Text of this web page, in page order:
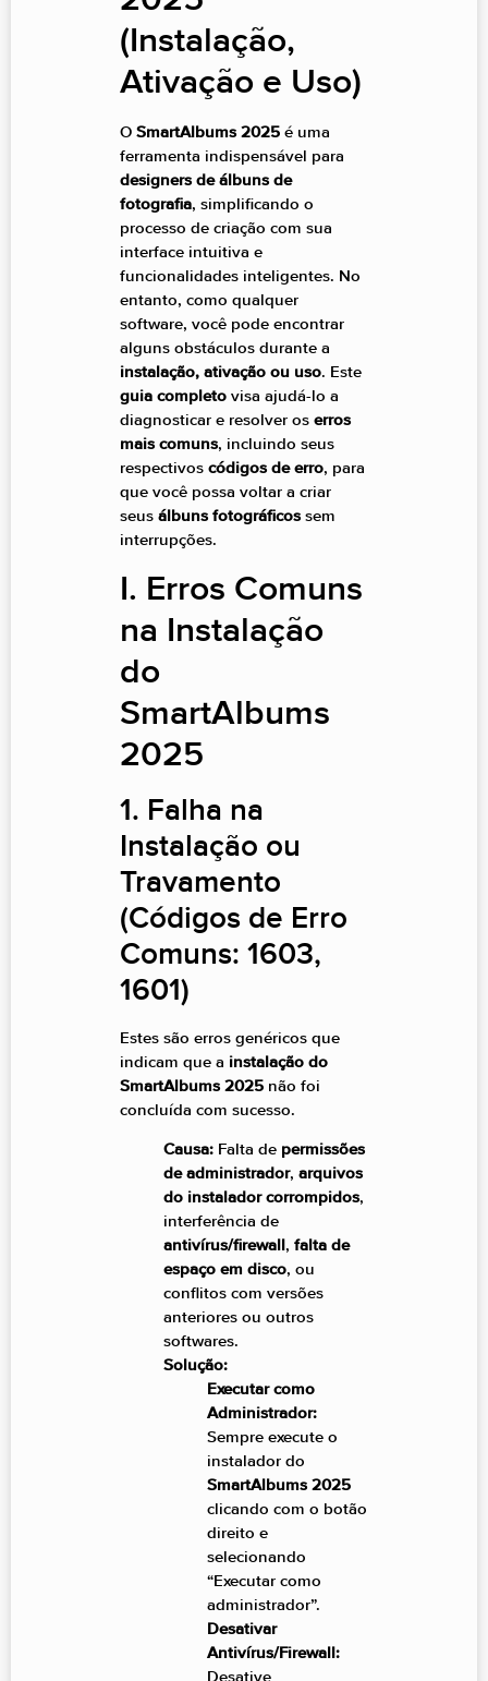
(Instalação,
Ativação e Uso)
O SmartAlbums 2025 é uma
ferramenta indispensável para
designers de álbuns de
fotografia, simplificando o
processo de criação com sua
interface intuitiva e
funcionalidades inteligentes. No
entanto, como qualquer
software, você pode encontrar
alguns obstáculos durante a
instalação, ativação ou uso. Este
guia completo visa ajudá-lo a
diagnosticar e resolver os erros
mais comuns, incluindo seus
respectivos códigos de erro, para
que você possa voltar a criar
seus álbuns fotográficos sem
interrupções.
I. Erros Comuns
na Instalação
do
SmartAlbums
2025
1. Falha na
Instalação ou
Travamento
(Códigos de Erro
Comuns: 1603,
1601)
Estes são erros genéricos que
indicam que a instalação do
SmartAlbums 2025 não foi
concluída com sucesso.
Causa: Falta de permissões
de administrador, arquivos
do instalador corrompidos,
interferência de
antivírus/firewall , falta de
espaço em disco, ou
conflitos com versões
anteriores ou outros
softwares.
Solução:
Executar como
Administrador:
Sempre execute o
instalador do
SmartAlbums 2025
clicando com o botão
direito e
selecionando
“Executar como
administrador”.
Desativar
Antivírus/Firewall:
Desative